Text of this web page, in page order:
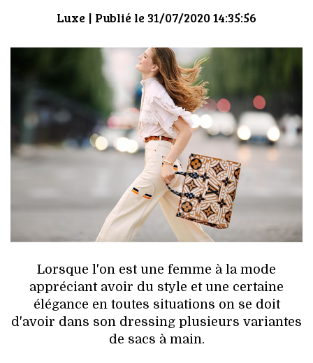
BOUTIQUE
CULTURE
HIGH TECH
MAISON
AUTO
LIEUX TENDANCES
BEAUTÉ
MODE DE RUE
JEUNES CRÉATEURS
Luxe | Publié le 31/07/2020 14:35:56
Lorsque l'on est une femme à la mode
appréciant avoir du style et une certaine
élégance en toutes situations on se doit
d'avoir dans son dressing plusieurs variantes
de sacs à main.